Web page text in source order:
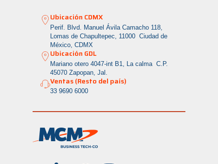
Ubicación CDMX
Perif. Blvd. Manuel Ávila Camacho 118,
Lomas de Chapultepec, 11000 Ciudad de
México, CDMX
Ubicación GDL
Mariano otero 4047-int B1, La calma C.P.
45070 Zapopan, Jal.
Ventas (Resto del país)
33 9690 6000